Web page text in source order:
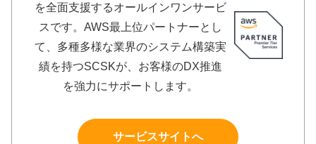
を全面支援するオールインワンサービ
スです。AWS最上位パートナーとし
て、多種多様な業界のシステム構築実
績を持つSCSKが、お客様のDX推進
を強力にサポートします。
サービスサイトへ